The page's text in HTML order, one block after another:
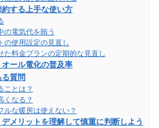
する上手な使い方
の電気代を賄う
の使用設定の見直し
た料金プランの定期的な見直し
ール電化の普及率
質問
ことは？
くなる？
ルな暖房は使えない？
メリットを理解して慎重に判断しよう